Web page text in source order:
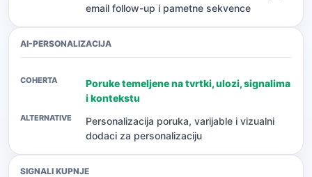
email follow-up i pametne sekvence
AI-PERSONALIZACIJA
Poruke temeljene na tvrtki, ulozi, signalima
i kontekstu
Personalizacija poruka, varijable i vizualni
dodaci za personalizaciju
SIGNALI KUPNJE